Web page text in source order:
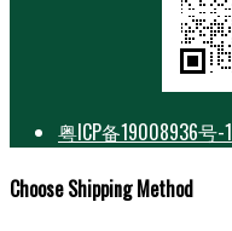
粤ICP备19008936号-1
Choose Shipping Method